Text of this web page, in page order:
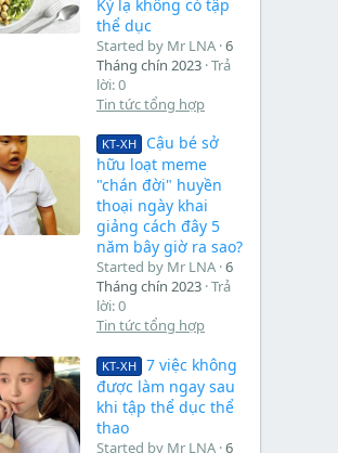
Kỳ lạ không có tập
thể dục
Started by Mr LNA 6
Tháng chín 2023 Trả
lời: 0
Tin tức tổng hợp
KT-XH
Cậu bé sở
hữu loạt meme
"chán đời" huyền
thoại ngày khai
giảng cách đây 5
năm bây giờ ra sao?
Started by Mr LNA 6
Tháng chín 2023 Trả
lời: 0
Tin tức tổng hợp
KT-XH
7 việc không
được làm ngay sau
khi tập thể dục thể
thao
Started by Mr LNA 6